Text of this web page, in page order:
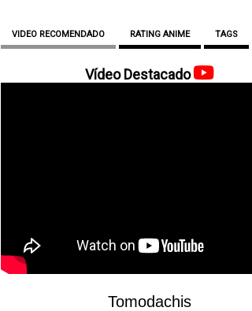
VIDEO RECOMENDADO RATING ANIME TAGS
Vídeo Destacado
Tomodachis